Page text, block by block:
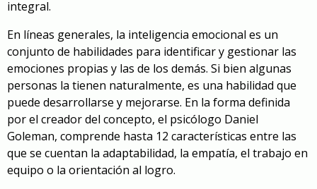
integral.
En líneas generales, la inteligencia emocional es un
conjunto de habilidades para identificar y gestionar las
emociones propias y las de los demás. Si bien algunas
personas la tienen naturalmente, es una habilidad que
puede desarrollarse y mejorarse. En la forma definida
por el creador del concepto, el psicólogo Daniel
Goleman, comprende hasta 12 características entre las
que se cuentan la adaptabilidad, la empatía, el trabajo en
equipo o la orientación al logro.